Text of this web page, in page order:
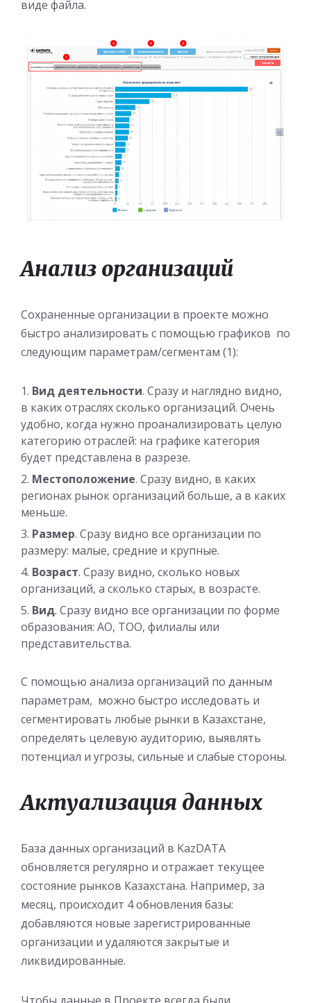
виде файла.
Анализ организаций
Сохраненные организации в проекте можно
быстро анализировать с помощью графиков по
следующим параметрам/сегментам (1):
Вид деятельности. Сразу и наглядно видно,
в каких отраслях сколько организаций. Очень
удобно, когда нужно проанализировать целую
категорию отраслей: на графике категория
будет представлена в разрезе.
Местоположение. Сразу видно, в каких
регионах рынок организаций больше, а в каких
меньше.
Размер. Сразу видно все организации по
размеру: малые, средние и крупные.
Возраст. Сразу видно, сколько новых
организаций, а сколько старых, в возрасте.
Вид. Сразу видно все организации по форме
образования: АО, ТОО, филиалы или
представительства.
С помощью анализа организаций по данным
параметрам, можно быстро исследовать и
сегментировать любые рынки в Казахстане,
определять целевую аудиторию, выявлять
потенциал и угрозы, сильные и слабые стороны.
Актуализация данных
База данных организаций в KazDATA
обновляется регулярно и отражает текущее
состояние рынков Казахстана. Например, за
месяц, происходит 4 обновления базы:
добавляются новые зарегистрированные
организации и удаляются закрытые и
ликвидированные.